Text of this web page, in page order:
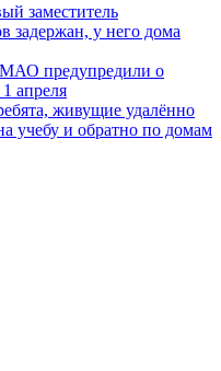
заместитель
у него дома
предупредили о
апреля
живущие удалённо
учебу и обратно по домам